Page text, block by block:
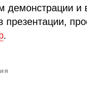
демонстрации
презентации,
.